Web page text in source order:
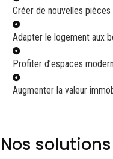
Créer de nouvelles
Adapter le logement aux
Profiter d’espaces
Augmenter la valeur
Nos